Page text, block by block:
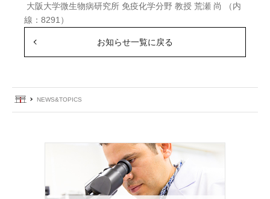
大阪大学微生物病研究所 免疫化学分野 教授 荒瀬 尚 （内
線：8291）
お知らせ一覧に戻る
ホームNEWS&TOPICS